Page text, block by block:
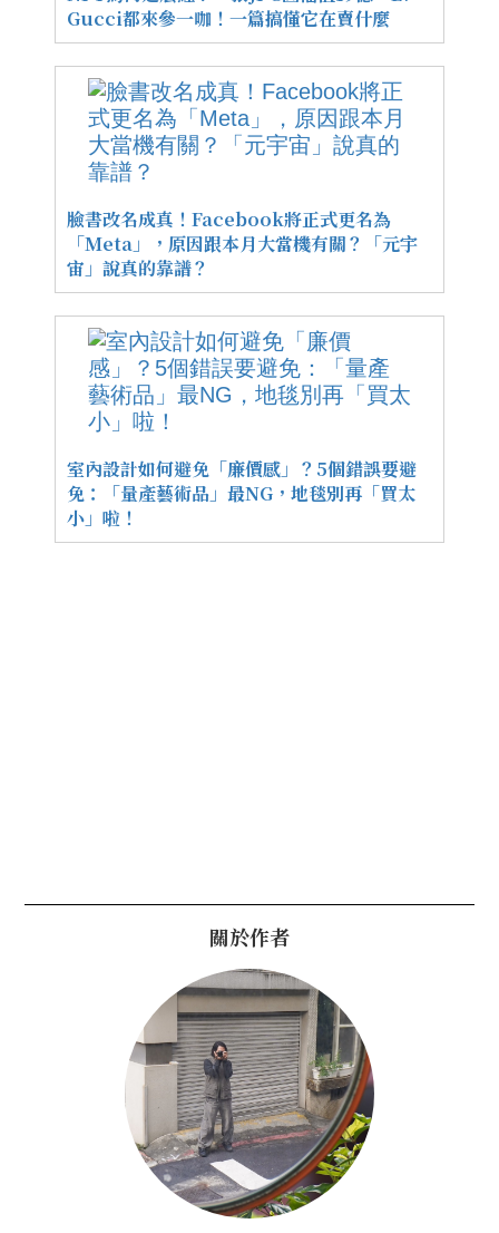
Gucci都來參一咖！一篇搞懂它在賣什麼
臉書改名成真！Facebook將正式更名為
「Meta」，原因跟本月大當機有關？「元宇
宙」說真的靠譜？
室內設計如何避免「廉價感」？5個錯誤要避
免：「量產藝術品」最NG，地毯別再「買太
小」啦！
關於作者